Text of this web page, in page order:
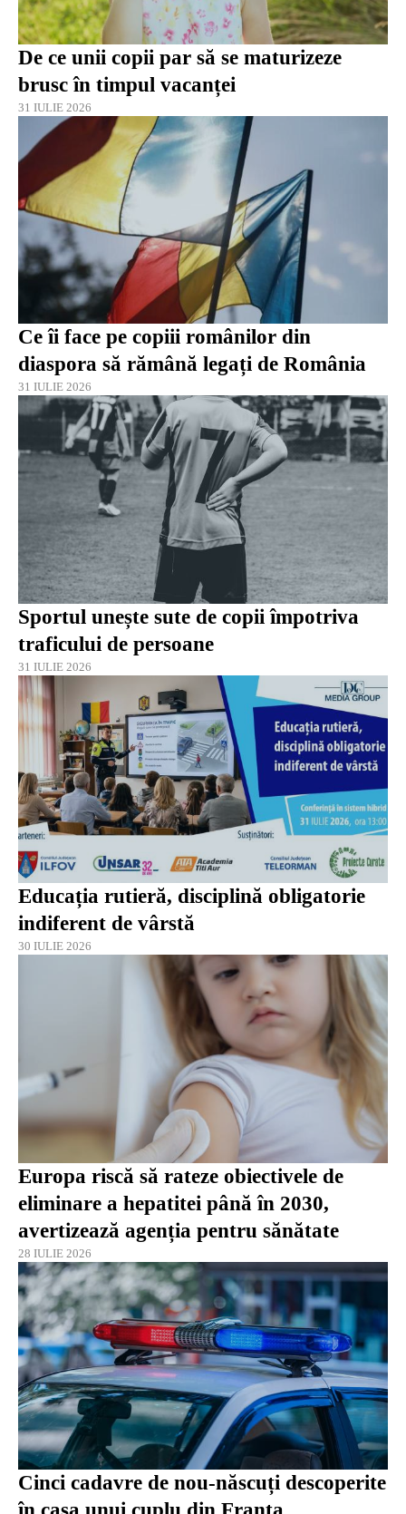
De ce unii copii par să se maturizeze
brusc în timpul vacanței
31 IULIE 2026
Ce îi face pe copiii românilor din
diaspora să rămână legați de România
31 IULIE 2026
Sportul unește sute de copii împotriva
traficului de persoane
31 IULIE 2026
Educația rutieră, disciplină obligatorie
indiferent de vârstă
30 IULIE 2026
Europa riscă să rateze obiectivele de
eliminare a hepatitei până în 2030,
avertizează agenția pentru sănătate
28 IULIE 2026
Cinci cadavre de nou-născuți descoperite